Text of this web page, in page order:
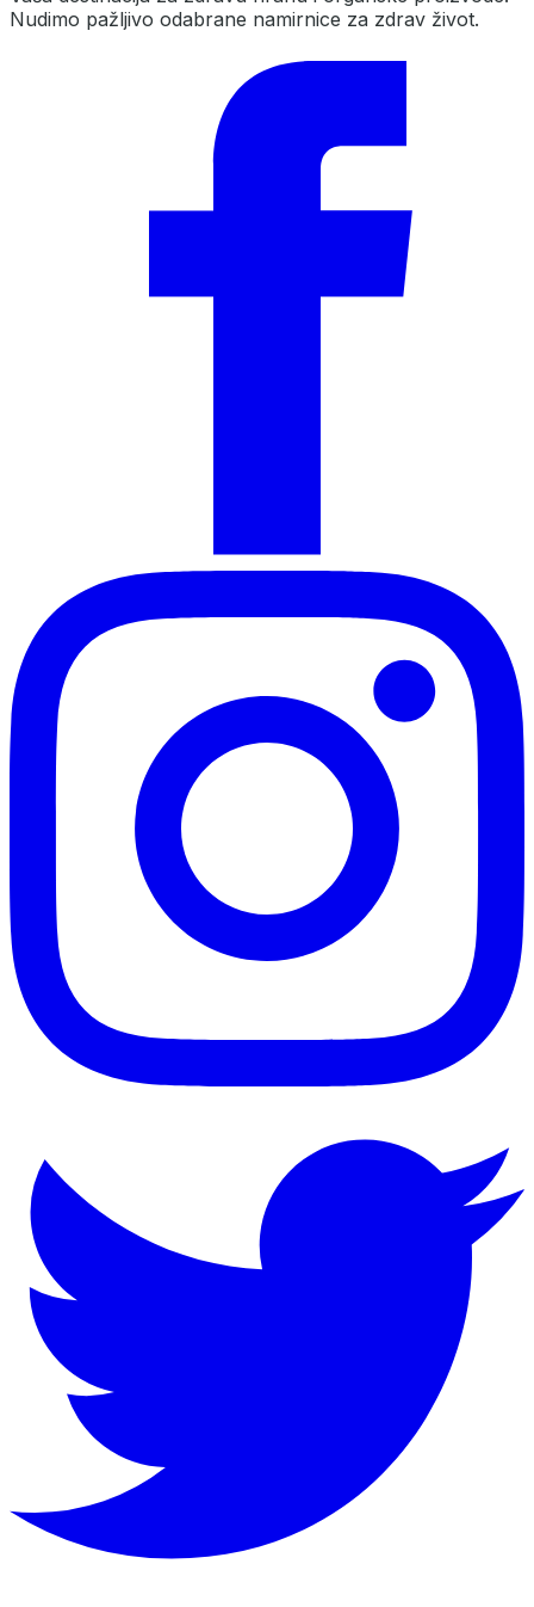
Nudimo pažljivo odabrane namirnice za zdrav život.